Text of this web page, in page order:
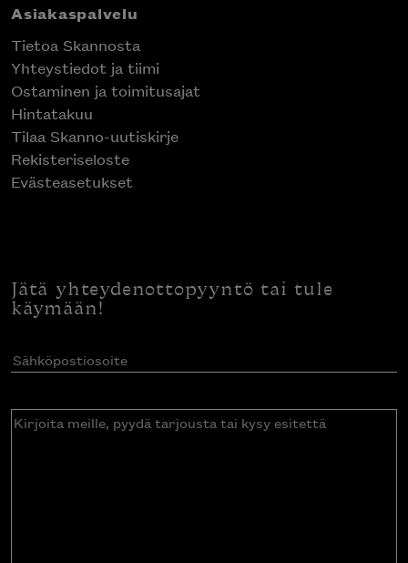
Asiakaspalvelu
Tietoa Skannosta
Yhteystiedot ja tiimi
Ostaminen ja toimitusajat
Hintatakuu
Tilaa Skanno-uutiskirje
Rekisteriseloste
Evästeasetukset
Jätä yhteydenottopyyntö tai tule
käymään!
Sähköpostiosoite(Pakollinen)
Kirjoita